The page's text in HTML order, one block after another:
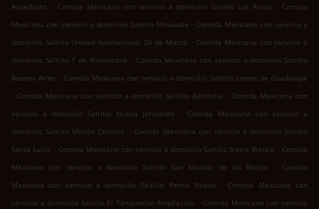
Acueducto
. Comida Mexicana con servicio a domicilio Saltillo Los Arcos . Comida
Mexicana con servicio a domicilio Saltillo Miravalle . Comida Mexicana con servicio a
domicilio Saltillo Unidad habitacional 26 de Marzo . Comida Mexicana con servicio a
domicilio Saltillo 7 de Noviembre . Comida Mexicana con servicio a domicilio Saltillo
Buenos Aires . Comida Mexicana con servicio a domicilio Saltillo Lomas de Guadalupe
. Comida Mexicana con servicio a domicilio Saltillo Australia . Comida Mexicana con
servicio a domicilio Saltillo Nueva Jerusalén
. Comida Mexicana con servicio a
domicilio Saltillo Misión Cerritos . Comida Mexicana con servicio a domicilio Saltillo
Santa Lucía . Comida Mexicana con servicio a domicilio Saltillo Sierra Blanca . Comida
Mexicana con servicio a domicilio Saltillo San Nicolás de los Berros
.
Comida
Mexicana con servicio a domicilio Saltillo Patria Nueva
. Comida Mexicana con
servicio a domicilio Saltillo El Tanquecito Ampliación . Comida Mexicana con servicio